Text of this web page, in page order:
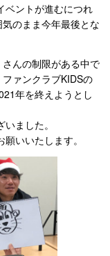
ベントが進むにつれ
のまま今年最後とな
んの制限がある中で
ァンクラブKIDSの
年を終えようとし
ました。
いいたします。